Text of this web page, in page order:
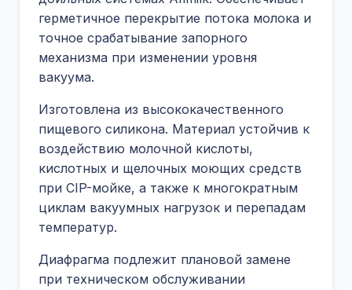
герметичное перекрытие потока молока и
точное срабатывание запорного
механизма при изменении уровня
вакуума.
Изготовлена из высококачественного
пищевого силикона. Материал устойчив к
воздействию молочной кислоты,
кислотных и щелочных моющих средств
при CIP-мойке, а также к многократным
циклам вакуумных нагрузок и перепадам
температур.
Диафрагма подлежит плановой замене
при техническом обслуживании